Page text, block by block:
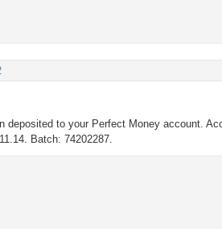
deposited to your Perfect Money account.
Batch: 74202287.